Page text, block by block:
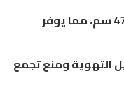
ارتفاع 110 سم، عرض 30 سم، وطول 47 سم، مما يوفر
التهوية ومنع تجمع